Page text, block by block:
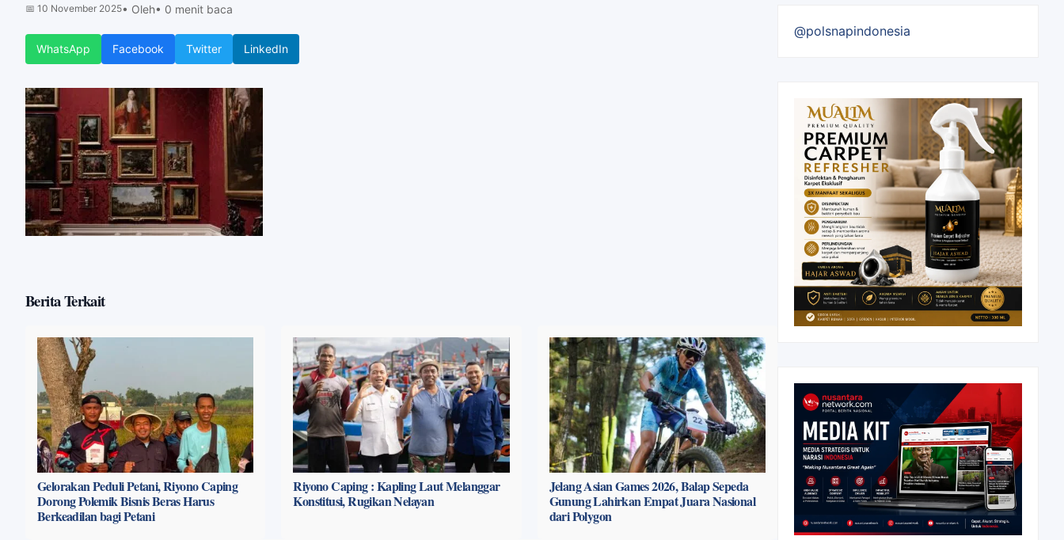
📅 10 November 2025• Oleh• 0 menit baca
WhatsApp Facebook Twitter LinkedIn
Berita Terkait
Gelorakan Peduli Petani, Riyono Caping
Dorong Polemik Bisnis Beras Harus
Berkeadilan bagi Petani
Riyono Caping : Kapling Laut Melanggar
Konstitusi, Rugikan Nelayan
Jelang Asian Games 2026, Balap Sepeda
Gunung Lahirkan Empat Juara Nasional
dari Polygon
@polsnapindonesia